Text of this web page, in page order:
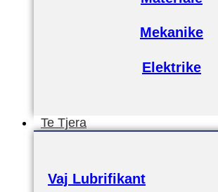
Mekanike
Elektrike
Te Tjera
Vaj Lubrifikant